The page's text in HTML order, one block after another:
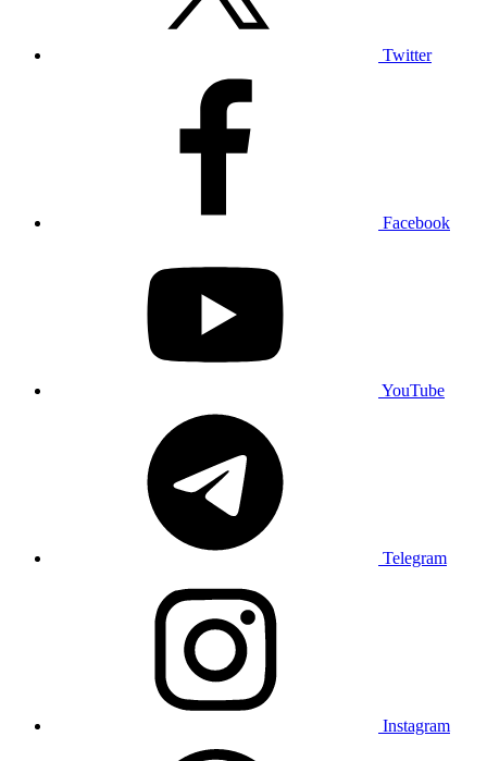
Twitter
Facebook
YouTube
Telegram
Instagram